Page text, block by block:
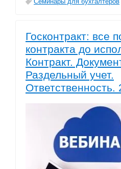
Госконтракт: все
контракта до
Контракт.
Раздельный учет.
Ответственность.